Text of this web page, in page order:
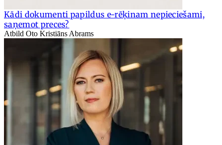
Kādi dokumenti papildus e-rēķinam nepieciešami,
saņemot preces?
Atbild Oto Kristiāns Abrams